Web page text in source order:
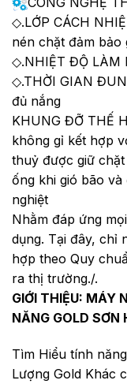
◇.LỚP CÁCH
nén chặt đảm bảo
◇.NHIỆT ĐỘ LÀM
◇.THỜI GIAN
đủ nắng
KHUNG ĐỠ THẾ
không gỉ kết hợp
thuỷ được giữ
ống khi gió bão
nghiệt
Nhằm đáp ứng
dụng. Tại đây, chỉ
hợp theo Quy
ra thị trường./.
GIỚI THIỆU: MÁY
NĂNG GOLD SƠN
Tìm Hiểu tính
Lượng Gold Khác